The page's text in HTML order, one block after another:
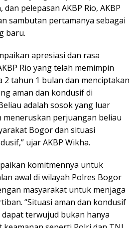
pelepasan AKBP Rio, AKBP
sambutan pertamanya sebagai
baru.
apresiasi dan rasa
Rio yang telah memimpin
2 tahun 1 bulan dan menciptakan
aman dan kondusif di
adalah sosok yang luar
meneruskan perjuangan beliau
Bogor dan situasi
ujar AKBP Wikha.
komitmennya untuk
awal di wilayah Polres Bogor
masyarakat untuk menjaga
“Situasi aman dan kondusif
terwujud bukan hanya